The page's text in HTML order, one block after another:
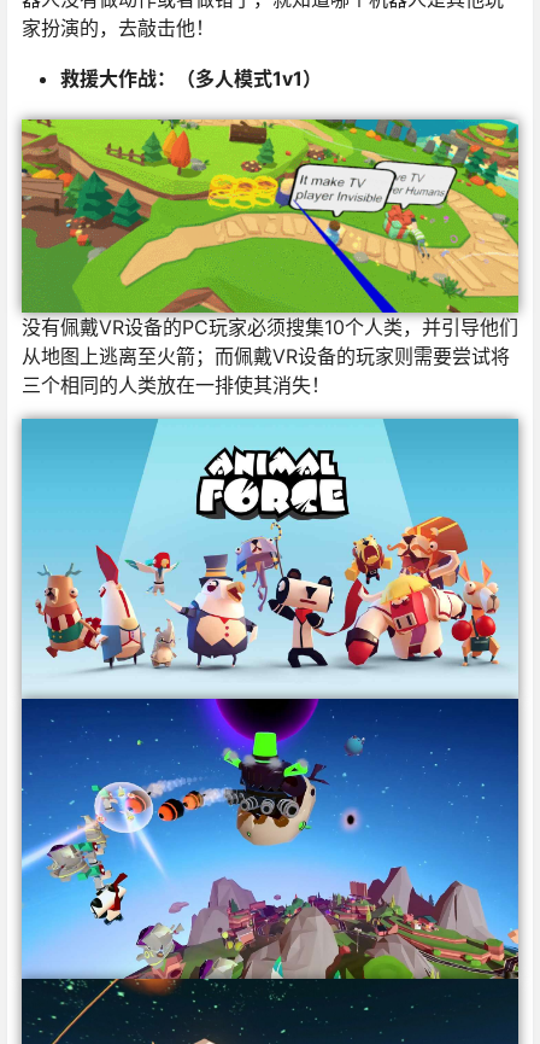
家扮演的，去敲击他！
救援大作战：（多人模式1v1）
没有佩戴VR设备的PC玩家必须搜集10个人类，并引导他们
从地图上逃离至火箭；而佩戴VR设备的玩家则需要尝试将
三个相同的人类放在一排使其消失！